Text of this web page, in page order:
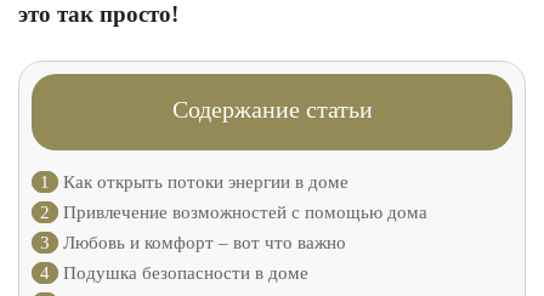
это так просто!
Содержание статьи
1
Как открыть потоки энергии в доме
2
Привлечение возможностей с помощью дома
3
Любовь и комфорт – вот что важно
4
Подушка безопасности в доме